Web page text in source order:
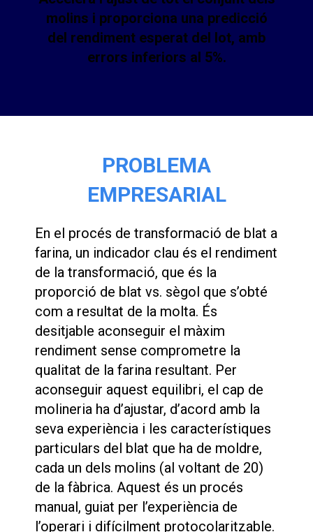
molins i proporciona una predicció
del rendiment esperat del lot, amb
errors inferiors al 5%.
PROBLEMA
EMPRESARIAL
En el procés de transformació de blat a
farina, un indicador clau és el rendiment
de la transformació, que és la
proporció de blat vs. sègol que s’obté
com a resultat de la molta. És
desitjable aconseguir el màxim
rendiment sense comprometre la
qualitat de la farina resultant. Per
aconseguir aquest equilibri, el cap de
molineria ha d’ajustar, d’acord amb la
seva experiència i les característiques
particulars del blat que ha de moldre,
cada un dels molins (al voltant de 20)
de la fàbrica. Aquest és un procés
manual, guiat per l’experiència de
l’operari i difícilment protocolaritzable.